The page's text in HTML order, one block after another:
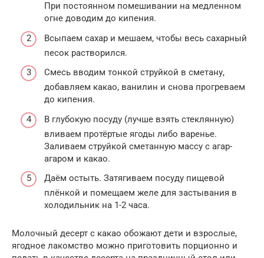
При постоянном помешивании на медленном
огне доводим до кипения.
Всыпаем сахар и мешаем, чтобы весь сахарный
песок растворился.
Смесь вводим тонкой струйкой в сметану,
добавляем какао, ванилин и снова прогреваем
до кипения.
В глубокую посуду (лучше взять стеклянную)
вливаем протёртые ягоды либо варенье.
Заливаем струйкой сметанную массу с агар-
агаром и какао.
Даём остыть. Затягиваем посуду пищевой
плёнкой и помещаем желе для застывания в
холодильник на 1-2 часа.
Молочный десерт с какао обожают дети и взрослые,
ягодное лакомство можно приготовить порционно и